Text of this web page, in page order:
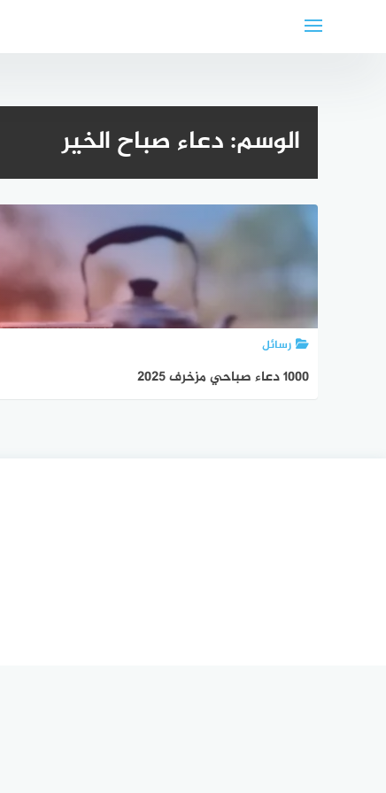
الوسم:دعاء صباح الخير
رسائل
1000 دعاء صباحي مزخرف 2025